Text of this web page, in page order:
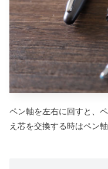
ペン軸を左右に回すと、
え芯を交換する時はペン